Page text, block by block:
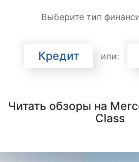
Выберите тип
Кредит или:
Читать обзоры на
Class